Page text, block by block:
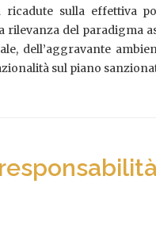
sulla effettiva
rilevanza del paradigma
dell’aggravante
sul piano